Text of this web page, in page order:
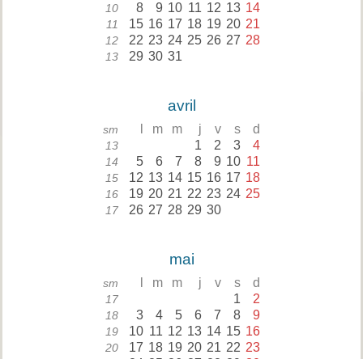
10 8 9 10 11 12 13 14
11 15 16 17 18 19 20 21
12 22 23 24 25 26 27 28
13 29 30 31
avril
sm m m j v s d
13 1 2 3 4
14 5 6 7 8 9 10 11
15 12 13 14 15 16 17 18
16 19 20 21 22 23 24 25
17 26 27 28 29 30
mai
sm m m j v s d
17 1 2
18 3 4 5 6 7 8 9
19 10 11 12 13 14 15 16
20 17 18 19 20 21 22 23